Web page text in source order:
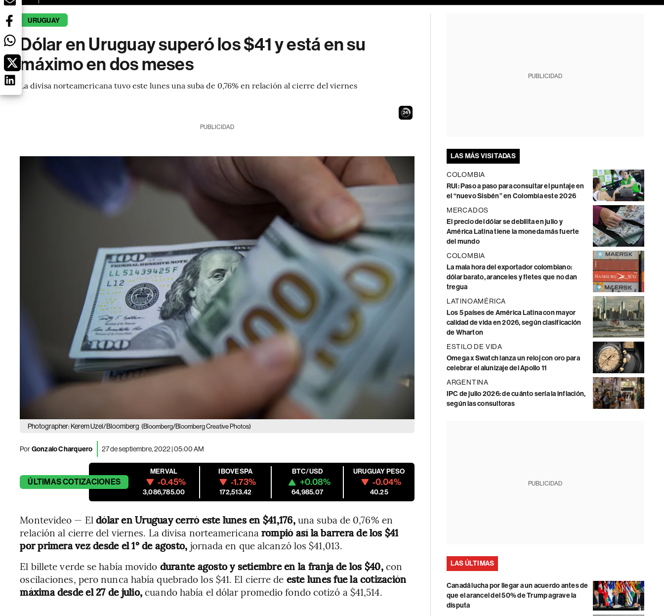
URUGUAY
Dólar en Uruguay superó los $41 y está en su
máximo en dos meses
La divisa norteamericana tuvo este lunes una suba de 0,76% en relación al cierre del viernes
23
PUBLICIDAD
Photographer: Kerem Uzel/Bloomberg (Bloomberg/Bloomberg Creative Photos)
PorGonzalo Charquero 27 de septiembre, 2022 | 05:00 AM
ÚLTIMASCOTIZACIONES
MERVAL
-0.45%
3,086,785.00
IBOVESPA
-1.73%
172,513.42
BTC/USD
+0.08%
64,985.07
URUGUAY PESO
-0.04%
40.25
Montevideo — El dólar en Uruguay cerró este lunes en $41,176,una suba de 0,76% en
relación al cierre del viernes. La divisa norteamericanarompió así la barrera de los $41
por primera vez desde el 1° de agosto, jornada en que alcanzó los $41,013.
El billete verde se había movido durante agosto y setiembre en la franja de los $40,con
oscilaciones, pero nunca había quebrado los $41. El cierre de este lunes fue la cotización
máxima desde el 27 de julio,cuando había el dólar promedio fondo cotizó a $41,514.
PUBLICIDAD
LAS MÁS VISITADAS
COLOMBIA
RUI: Paso a paso para consultar el puntaje en
el “nuevo Sisbén” en Colombia este 2026
MERCADOS
El precio del dólar se debilita en julio y
América Latina tiene la moneda más fuerte
del mundo
COLOMBIA
La mala hora del exportador colombiano:
dólar barato, aranceles y fletes que no dan
tregua
LATINOAMÉRICA
Los 5 países de América Latina con mayor
calidad de vida en 2026, según clasificación
de Wharton
ESTILO DE VIDA
Omega x Swatch lanza un reloj con oro para
celebrar el alunizaje del Apollo 11
ARGENTINA
IPC de julio 2026: de cuánto sería la inflación,
según las consultoras
PUBLICIDAD
LAS ÚLTIMAS
Canadá lucha por llegar a un acuerdo antes de
que el arancel del 50% de Trump agrave la
disputa